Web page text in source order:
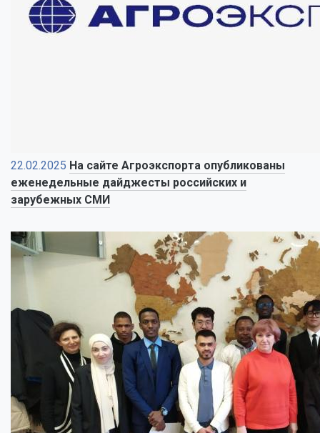
22.02.2025 На сайте Агроэкспорта опубликованы
еженедельные дайджесты российских и
зарубежных СМИ